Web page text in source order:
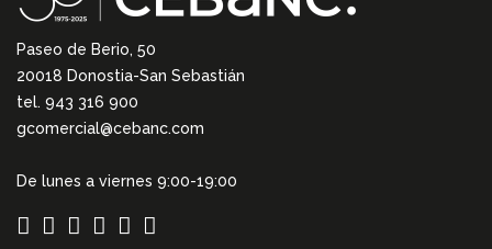
Paseo de Berio, 50
20018 Donostia-San Sebastián
tel. 943 316 900
gcomercial@cebanc.com
De lunes a viernes 9:00-19:00